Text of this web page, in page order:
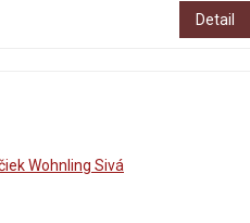
Detail